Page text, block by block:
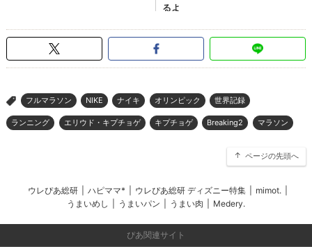
> フルマラソン NIKE ナイキ オリンピック 世界記録
ランニング エリウド・キプチョゲ キプチョゲ Breaking2 マラソン
ページの先頭へ
ウレぴあ総研 ハピママ* ウレぴあ総研 ディズニー特集 mimot.
うまいめし
うまいパン うまい肉 Medery.
ぴあ関連サイト